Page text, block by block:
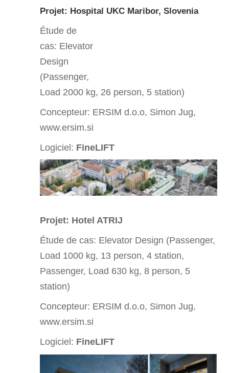
Projet: Hospital UKC Maribor, Slovenia
Étude de
cas: Elevator
Design
(Passenger,
Load 2000 kg, 26 person, 5 station)
Concepteur: ERSIM d.o.o, Simon Jug,
www.ersim.si
Logiciel: FineLIFT
Projet: Hotel ATRIJ
Étude de cas: Elevator Design (Passenger,
Load 1000 kg, 13 person, 4 station,
Passenger, Load 630 kg, 8 person, 5
station)
Concepteur: ERSIM d.o.o, Simon Jug,
www.ersim.si
Logiciel: FineLIFT